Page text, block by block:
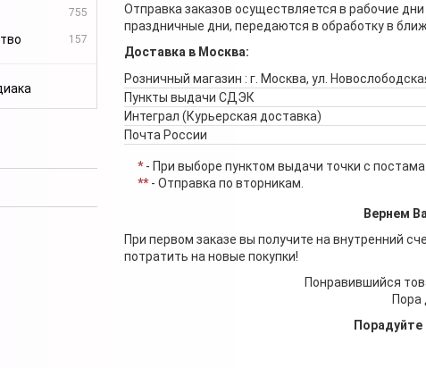
755
157
Отправка заказов осуществляется в рабочие
праздничные дни, передаются в обработку в
Доставка в Москва:
Розничный магазин : г. Москва, ул.
Пункты выдачи СДЭК
Интеграл (Курьерская доставка)
Почта России
*- При выборе пунктом выдачи точки с
**- Отправка по вторникам.
Вернем
При первом заказе вы получите на внутренний
потратить на новые покупки!
Понравившийся
Пора
Порадуйте